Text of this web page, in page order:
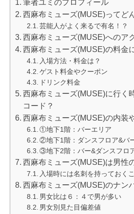
筆者ユミのプロフィール
西麻布ミューズ(MUSE)ってど
芸能人がよく来るで有名！？
西麻布ミューズ(MUSE)へのア
西麻布ミューズ(MUSE)の料金
入場方法・料金は？
ゲスト料金やクーポン
ドリンク料金
西麻布ミューズ(MUSE)に行く
コード？
西麻布ミューズ(MUSE)の内装
①地下1階：バーエリア
②地下1階：ダンスフロア&バ
③地下2階：バー&ダンスフロ
西麻布ミューズ(MUSE)は男性
入場時には名刺を持っておく
西麻布ミューズ(MUSE)のナン
男女比は６：４で男が多い
男女別見た目偏差値